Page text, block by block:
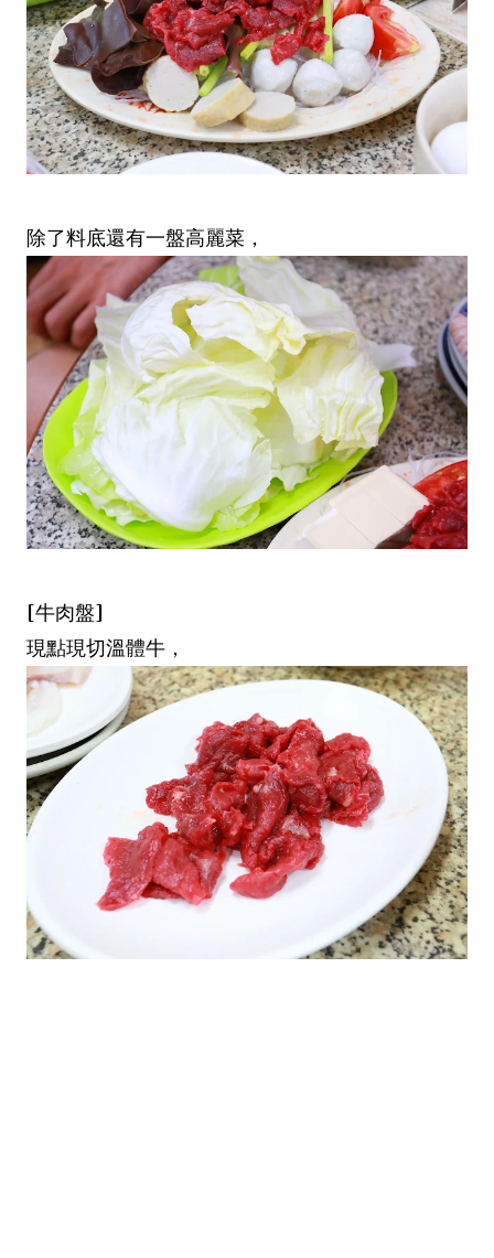
除了料底還有一盤高麗菜，
[牛肉盤]
現點現切溫體牛，